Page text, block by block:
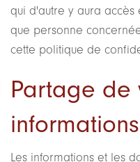
qui d'autre y aura accès
que personne
cette politique de
Partage de
informations
Les informations et les